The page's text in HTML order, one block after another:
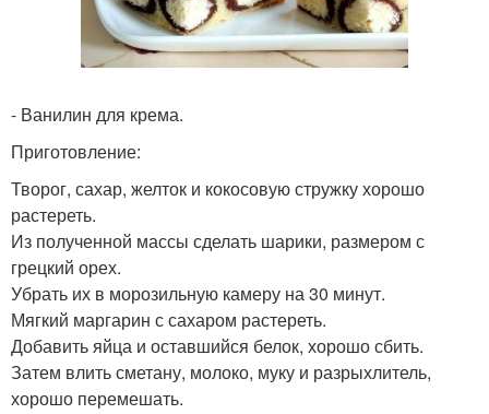
- Ванилин для крема.
Приготовление:
Творог, сахар, желток и кокосовую стружку хорошо
растереть.
Из полученной массы сделать шарики, размером с
грецкий орех.
Убрать их в морозильную камеру на 30 минут.
Мягкий маргарин с сахаром растереть.
Добавить яйца и оставшийся белок, хорошо сбить.
Затем влить сметану, молоко, муку и разрыхлитель,
хорошо перемешать.